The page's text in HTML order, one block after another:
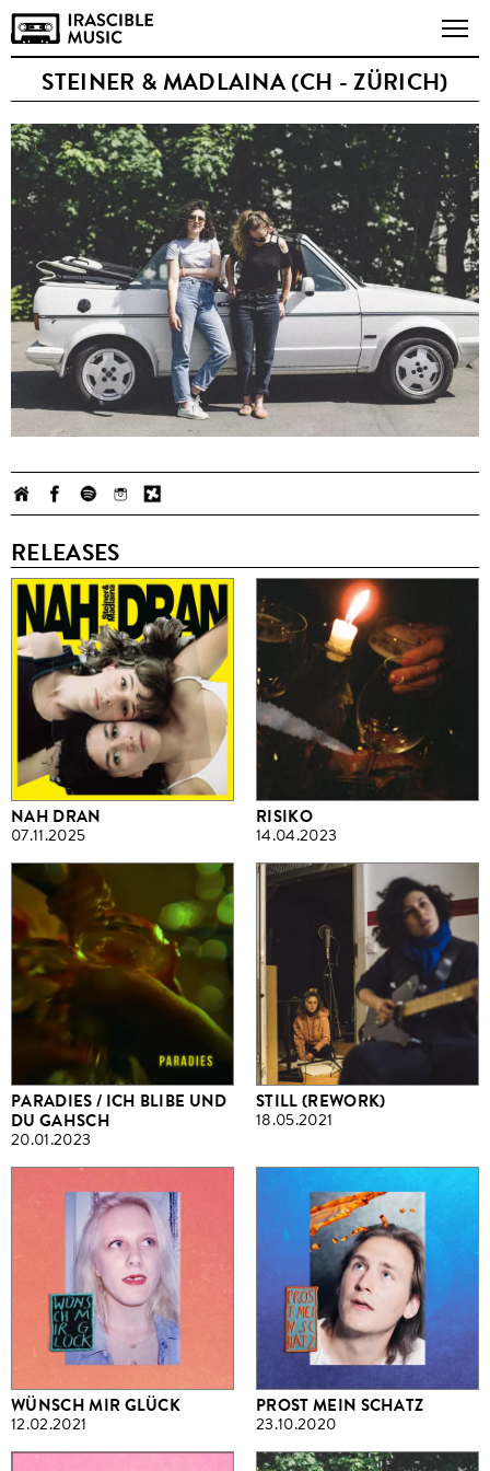
STEINER & MADLAINA (CH - ZÜRICH)
RELEASES
NAH DRAN
07.11.2025
RISIKO
14.04.2023
PARADIES / ICH BLIBE UND
DU GAHSCH
20.01.2023
STILL (REWORK)
18.05.2021
WÜNSCH MIR GLÜCK
12.02.2021
PROST MEIN SCHATZ
23.10.2020